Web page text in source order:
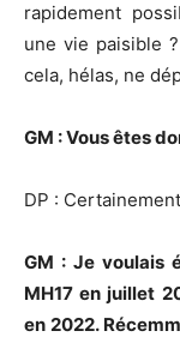
rapidement
une vie paisible
cela, hélas, ne
GM : Vous êtes
DP :
GM : Je voulais
MH17 en juillet
en 2022.